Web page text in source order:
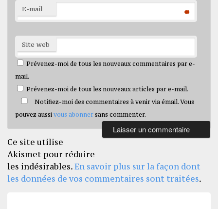
E-mail *
Site web
Prévenez-moi de tous les nouveaux commentaires par e-
mail.
Prévenez-moi de tous les nouveaux articles par e-mail.
Notifiez-moi des commentaires à venir via émail. Vous
pouvez aussi vous abonner sans commenter.
Ce site utilise
Akismet pour réduire
les indésirables.En savoir plus sur la façon dont
les données de vos commentaires sont traitées.